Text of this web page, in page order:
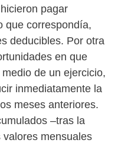
pagar
que correspondía,
deducibles. Por otra
en que
de un ejercicio,
inmediatamente la
meses anteriores.
–tras la
mensuales